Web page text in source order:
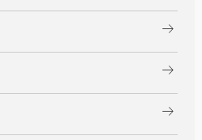
arrow_right_alt
arrow_right_alt
arrow_right_alt